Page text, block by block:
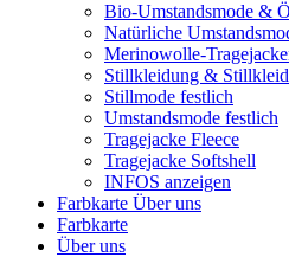
Bio-Umstandsmode &
Natürliche
Merinowolle-
Stillkleidung &
Stillmode festlich
Umstandsmode festlich
Tragejacke Fleece
Tragejacke Softshell
INFOS anzeigen
Farbkarte Über uns
Farbkarte
Über uns